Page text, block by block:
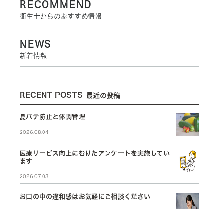
RECOMMEND
衛生士からのおすすめ情報
NEWS
新着情報
RECENT POSTS 最近の投稿
夏バテ防止と体調管理
2026.08.04
医療サービス向上にむけたアンケートを実施してい
ます
2026.07.03
お口の中の違和感はお気軽にご相談ください